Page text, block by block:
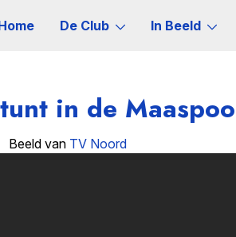
De Club In Beeld
in de
Beeld van TV Noord